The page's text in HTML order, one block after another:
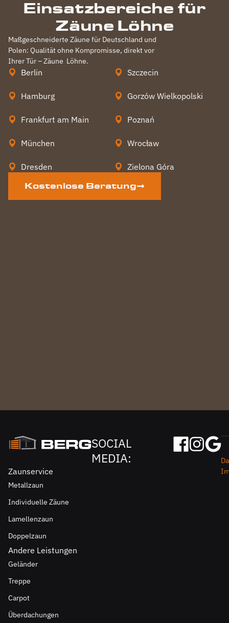
Einsatzbereiche für
Zäune Löhne
Maßgeschneiderte Zäune für Deutschland und
Polen: Qualität ohne Kompromisse, direkt vor
Ihrer Tür – Zäune Löhne.
Berlin
Hamburg
Frankfurt am Main
München
Dresden
Szczecin
Gorzów Wielkopolski
Poznań
Wrocław
Zielona Góra
Kostenlose Beratung
SOCIAL
MEDIA:
Zaunservice
Metallzaun
Individuelle Zäune
Lamellenzaun
Doppelzaun
Andere Leistungen
Geländer
Treppe
Carpot
Überdachungen